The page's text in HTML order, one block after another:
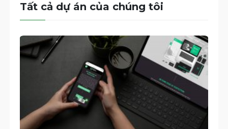
Tất cả dự án của chúng tôi